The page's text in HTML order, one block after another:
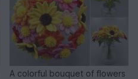
A colorful bouquet of flowers